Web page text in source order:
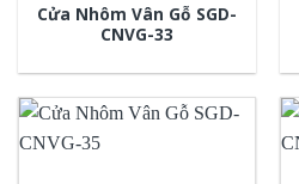
Cửa Nhôm Vân Gỗ SGD-
CNVG-33